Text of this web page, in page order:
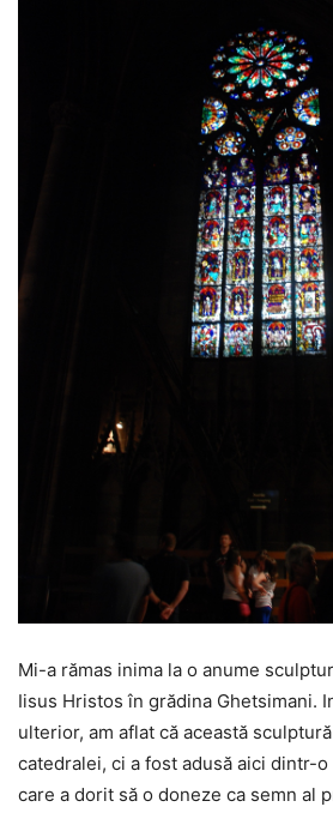
Mi-a rămas inima la o anume
Iisus Hristos în grădina Ghetsimani.
ulterior, am aflat că această
catedralei, ci a fost adusă aici dintr-
care a dorit să o doneze ca semn al